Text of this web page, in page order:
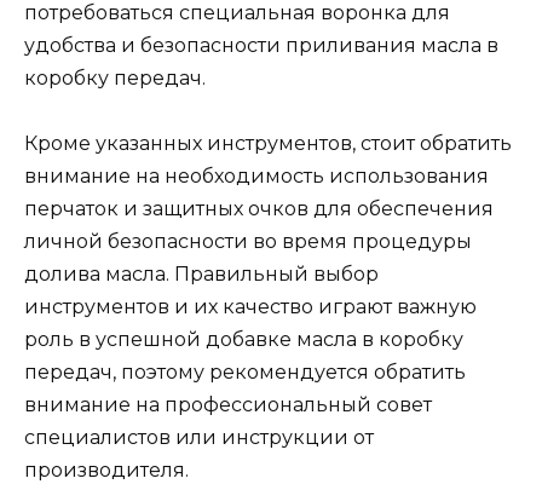
потребоваться специальная воронка для
удобства и безопасности приливания масла в
коробку передач.
Кроме указанных инструментов, стоит обратить
внимание на необходимость использования
перчаток и защитных очков для обеспечения
личной безопасности во время процедуры
долива масла. Правильный выбор
инструментов и их качество играют важную
роль в успешной добавке масла в коробку
передач, поэтому рекомендуется обратить
внимание на профессиональный совет
специалистов или инструкции от
производителя.